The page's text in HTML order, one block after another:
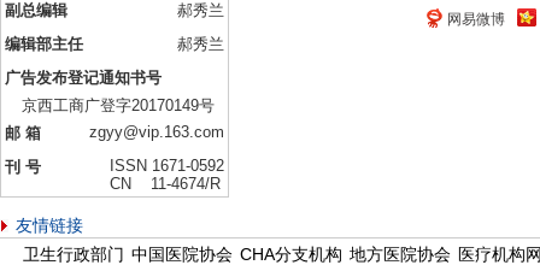
副总编辑
郝秀兰
编辑部主任
郝秀兰
广告发布登记通知书号
京西工商广登字20170149号
邮 箱
zgyy@vip.163.com
刊 号
ISSN 1671-0592
CN 11-4674/R
网易微博
友情链接
卫生行政部门 中国医院协会 CHA分支机构 地方医院协会 医疗机构